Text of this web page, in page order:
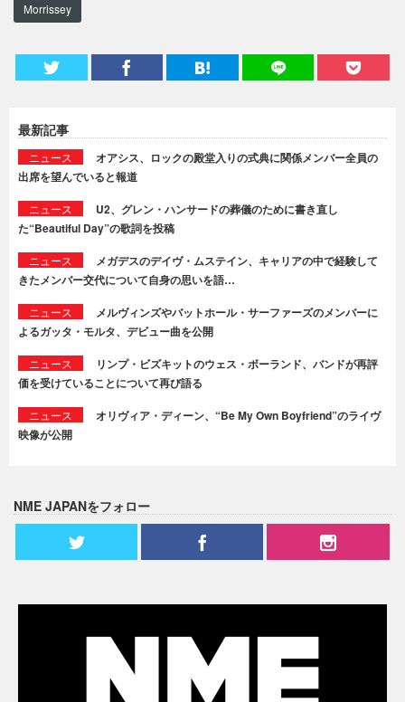
Morrissey
最新記事
ニュース
オアシス、ロックの殿堂入りの式典に関係メンバー全員の
出席を望んでいると報道
ニュース
U2、グレン・ハンサードの葬儀のために書き直し
た“Beautiful Day”の歌詞を投稿
ニュース
メガデスのデイヴ・ムステイン、キャリアの中で経験して
きたメンバー交代について自身の思いを語…
ニュース
メルヴィンズやバットホール・サーファーズのメンバーに
よるガッタ・モルタ、デビュー曲を公開
ニュース
リンプ・ビズキットのウェス・ボーランド、バンドが再評
価を受けていることについて再び語る
ニュース
オリヴィア・ディーン、“Be My Own Boyfriend”のライヴ
映像が公開
NME JAPANをフォロー